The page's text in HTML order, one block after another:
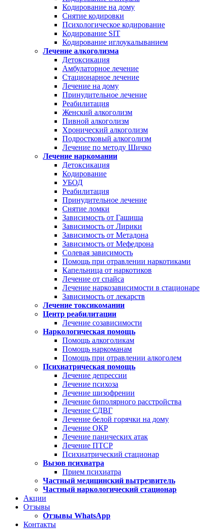
Кодирование на дому
Снятие кодировки
Психологическое кодирование
Кодирование SIT
Кодирование иглоукалыванием
Лечение алкоголизма
Детоксикация
Амбулаторное лечение
Стационарное лечение
Лечение на дому
Принудительное лечение
Реабилитация
Женский алкоголизм
Пивной алкоголизм
Хронический алкоголизм
Подростковый алкоголизм
Лечение по методу Шичко
Лечение наркомании
Детоксикация
Кодирование
УБОД
Реабилитация
Принудительное лечение
Снятие ломки
Зависимость от Гашиша
Зависимость от Лирики
Зависимость от Метадона
Зависимость от Мефедрона
Солевая зависимость
Помощь при отравлении наркотиками
Капельница от наркотиков
Лечение от спайса
Лечение наркозависимости в стационаре
Зависимость от лекарств
Лечение токсикомании
Центр реабилитации
Лечение созависимости
Наркологическая помощь
Помощь алкоголикам
Помощь наркоманам
Помощь при отравлении алкоголем
Психиатрическая помощь
Лечение депрессии
Лечение психоза
Лечение шизофрении
Лечение биполярного расстройства
Лечение СДВГ
Лечение белой горячки на дому
Лечение ОКР
Лечение панических атак
Лечение ПТСР
Психиатрический стационар
Вызов психиатра
Прием психиатра
Частный медицинский вытрезвитель
Частный наркологический стационар
Акции
Отзывы
Отзывы WhatsApp
Контакты